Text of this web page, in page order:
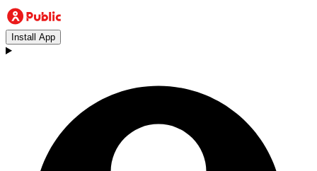
Install App